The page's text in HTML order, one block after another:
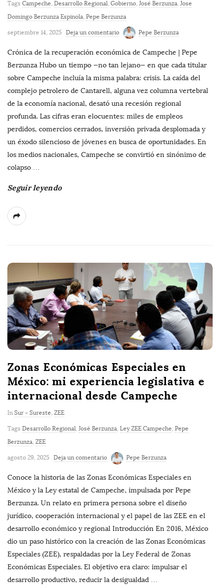
Tags Campeche Desarrollo Regional Gobierno José Berzunza Jose
Domingo Berzunza Espinola Pepe Berzunza
septiembre 14, 2025 Deja un comentario Pepe Berzunza
Crónica de la recuperación económica de Campeche | Pepe
Berzunza Hubo un tiempo —no tan lejano— en que cada titular
sobre Campeche incluía la misma palabra: crisis. La caída del
complejo petrolero de Cantarell, alguna vez columna vertebral
de la economía nacional, desató una recesión regional
profunda. Las cifras eran elocuentes: miles de empleos
perdidos, comercios cerrados, inversión privada desplomada y
un éxodo silencioso de jóvenes en busca de oportunidades. En
los medios nacionales, Campeche se convirtió en sinónimo de
colapso …
Seguir leyendo
Zonas Económicas Especiales en
México: mi experiencia legislativa e
internacional desde Campeche
In Sur - Sureste, ZEE
Tags Desarrollo Regional, José Berzunza, Ley ZEE Campeche, Pepe
Berzunza, ZEE
agosto 29, 2025 Deja un comentario Pepe Berzunza
Conoce la historia de las Zonas Económicas Especiales en
México y la Ley estatal de Campeche, impulsada por Pepe
Berzunza. Un relato en primera persona sobre el diseño
jurídico, cooperación internacional y el papel de las ZEE en el
desarrollo económico y regional Introducción En 2016, México
dio un paso histórico con la creación de las Zonas Económicas
Especiales (ZEE), respaldadas por la Ley Federal de Zonas
Económicas Especiales. El objetivo era claro: impulsar el
desarrollo productivo, reducir la desigualdad …